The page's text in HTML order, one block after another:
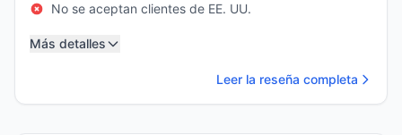
No se aceptan clientes de EE. UU.
Más detalles
Leer la reseña completa